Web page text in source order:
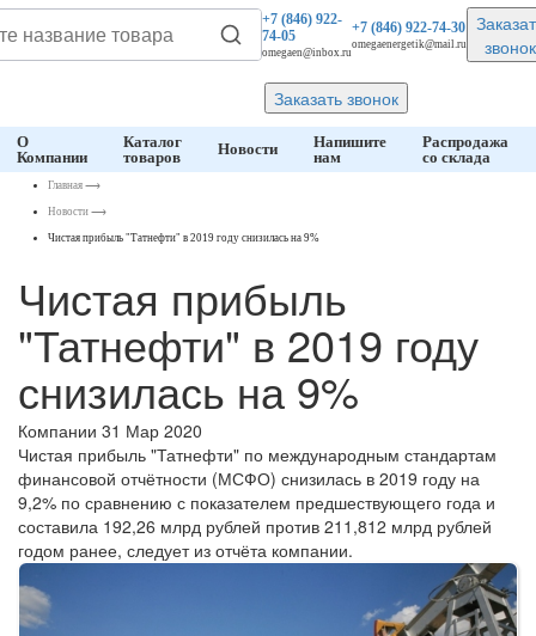
+7 (846)922-
74-05
omegaen@inbox.ru
+7 (846)922-74-30
omegaenergetik@mail.ru
звонок
Заказать звонок
О
Компании
Каталог
товаров
Новости
Напишите
нам
Распродажа
со склада
Главная ⟶
Новости ⟶
Чистая прибыль "Татнефти" в 2019 году снизилась на 9%
Чистая прибыль
"Татнефти" в 2019 году
снизилась на 9%
Компании 31 Мар 2020
Чистая прибыль "Татнефти" по международным стандартам
финансовой отчётности (МСФО) снизилась в 2019 году на
9,2% по сравнению с показателем предшествующего года и
составила 192,26 млрд рублей против 211,812 млрд рублей
годом ранее, следует из отчёта компании.